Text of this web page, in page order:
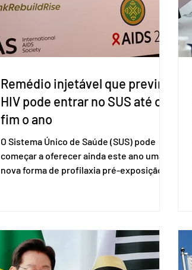
Remédio injetável que previne
HIV pode entrar no SUS até o
fim o ano
O Sistema Único de Saúde (SUS) pode
começar a oferecer ainda este ano uma
nova forma de profilaxia pré-exposição
e pode ser tomado a cada dois meses. O
pedido de inclusão vai ser encaminhado